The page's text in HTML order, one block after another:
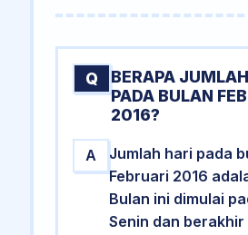
Q
BERAPA
PADA BULAN
2016?
A
Jumlah hari pada
Februari 2016
Bulan ini dimulai
Senin dan